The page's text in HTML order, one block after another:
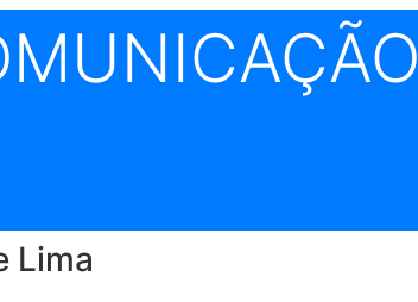
Lima